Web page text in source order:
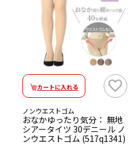
カートに入れる
ノンウエストゴム
おなかゆったり気分： 無地
シアータイツ 30デニール ノ
ンウエストゴム (517q1341)